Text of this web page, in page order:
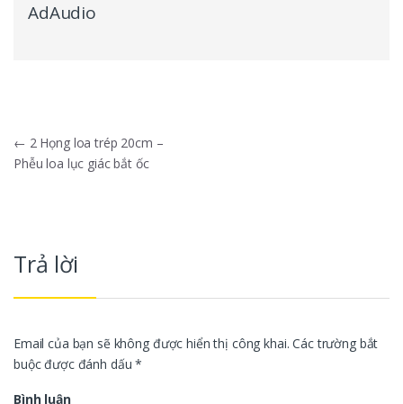
AdAudio
Điều hướng bài viết
← 2 Họng loa trép 20cm –
Phễu loa lục giác bắt ốc
Trả lời
Email của bạn sẽ không được hiển thị công khai. Các trường bắt
buộc được đánh dấu*
Bình luận